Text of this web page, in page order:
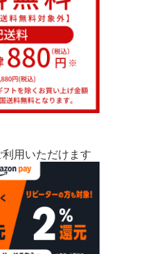
用いただけます